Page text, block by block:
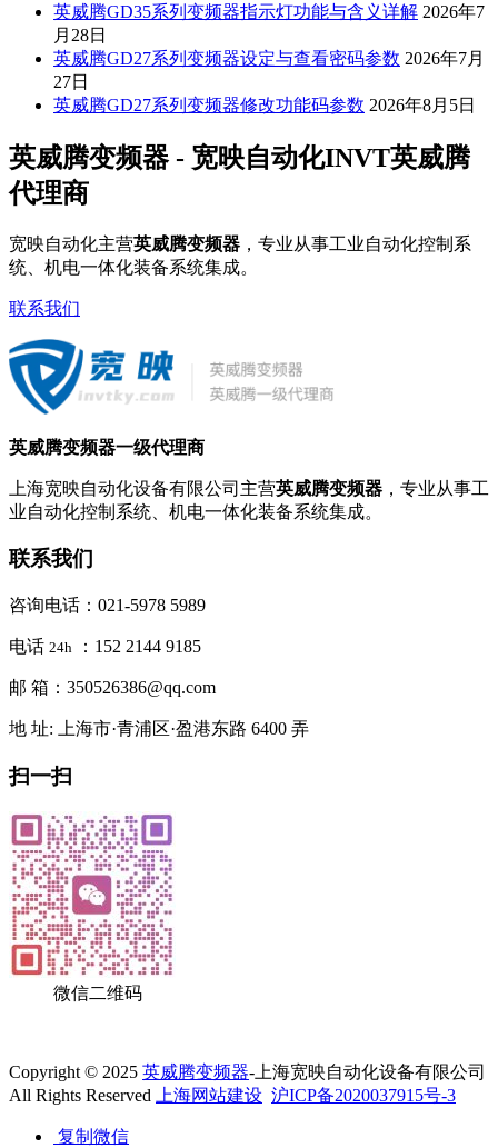
英威腾GD35系列变频器指示灯功能与含义详解 2026年7
月28日
英威腾GD27系列变频器设定与查看密码参数 2026年7月
27日
英威腾GD27系列变频器修改功能码参数 2026年8月5日
英威腾变频器 - 宽映自动化INVT英威腾
代理商
宽映自动化主营英威腾变频器 ，专业从事工业自动化控制系
统、机电一体化装备系统集成。
联系我们
英威腾变频器一级代理商
上海宽映自动化设备有限公司主营英威腾变频器 ，专业从事工
业自动化控制系统、机电一体化装备系统集成。
联系我们
咨询电话：021-5978 5989
电话 24h ：152 2144 9185
邮 箱：350526386@qq.com
地 址: 上海市·青浦区·盈港东路 6400 弄
扫一扫
微信二维码
Copyright © 2025 英威腾变频器-上海宽映自动化设备有限公司
All Rights Reserved 上海网站建设 沪ICP备2020037915号-3
复制微信